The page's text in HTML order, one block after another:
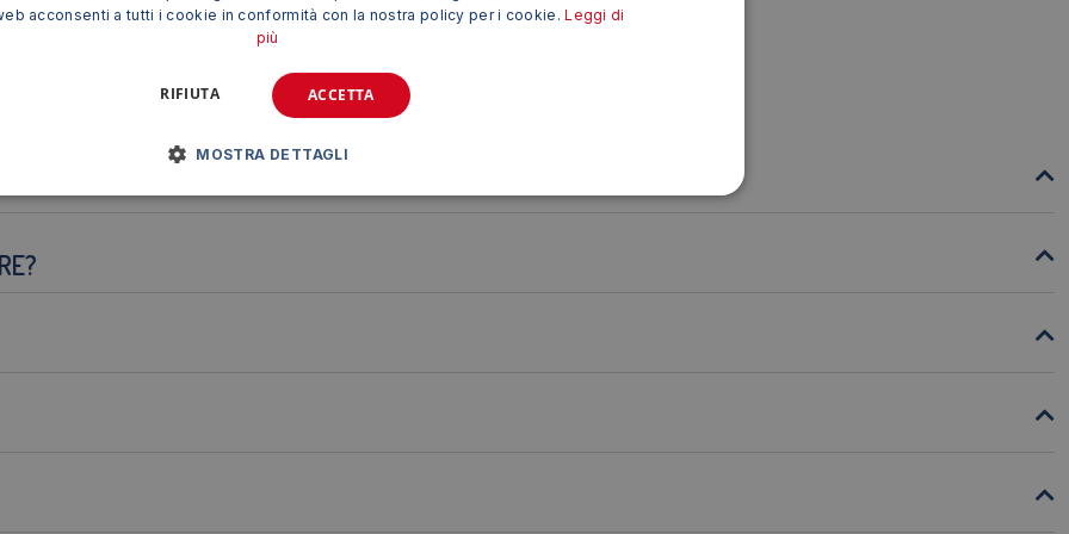
qualità garantiscono colori vivaci e duraturi.
stesura uniforme e senza sbavature.
utilizzo versatile.
acconsenti a tutti i cookie in conformità con la nostra policy per i cookie.Leggi di
più
ACCETTA
RIFIUTA
MOSTRA DETTAGLI